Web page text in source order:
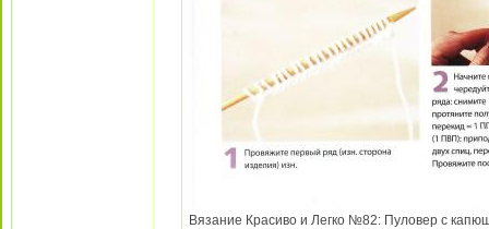
Вязание Красиво и Легко №82: Пуловер с